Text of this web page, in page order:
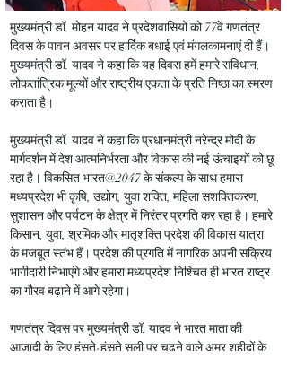
मुख्यमंत्री डॉ. मोहन यादव ने प्रदेशवासियों को 77वें गणतंत्र
दिवस के पावन अवसर पर हार्दिक बधाई एवं मंगलकामनाएं दी हैं।
मुख्यमंत्री डॉ. यादव ने कहा कि यह दिवस हमें हमारे संविधान,
लोकतांत्रिक मूल्यों और राष्ट्रीय एकता के प्रति निष्ठा का स्मरण
कराता है।
मुख्यमंत्री डॉ. यादव ने कहा कि प्रधानमंत्री नरेन्द्र मोदी के
मार्गदर्शन में देश आत्मनिर्भरता और विकास की नई ऊंचाइयों को छू
रहा है। विकसित भारत@2047 के संकल्प के साथ हमारा
मध्यप्रदेश भी कृषि, उद्योग, युवा शक्ति, महिला सशक्तिकरण,
सुशासन और पर्यटन के क्षेत्र में निरंतर प्रगति कर रहा है। हमारे
किसान, युवा, श्रमिक और मातृशक्ति प्रदेश की विकास यात्रा
के मजबूत स्तंभ हैं। प्रदेश की प्रगति में नागरिक अपनी सक्रिय
भागीदारी निभाएंगे और हमारा मध्यप्रदेश निश्चित ही भारत राष्ट्र
का गौरव बढ़ाने में आगे रहेगा।
गणतंत्र दिवस पर मुख्यमंत्री डॉ. यादव ने भारत माता की
आजादी के लिए हंसते-हंसते सूली पर चढ़ने वाले अमर शहीदों के